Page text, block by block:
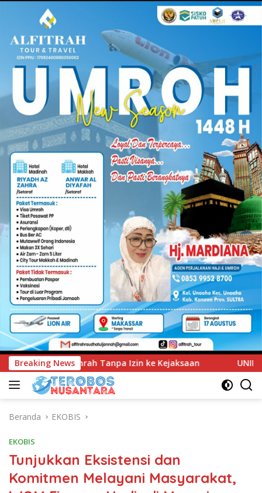
Breaking News
Kejaksaan UNIMEN Tambah Delapan Program Studi
Beranda EKOBIS
EKOBIS
Tunjukkan Eksistensi dan
Komitmen Melayani Masyarakat,